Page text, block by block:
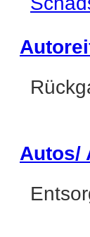
Autos/